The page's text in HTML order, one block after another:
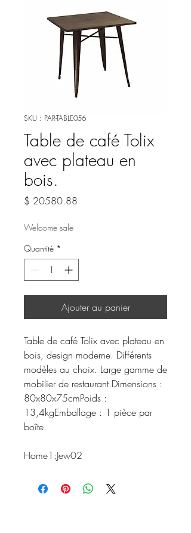
SKU : PAR-TABLE056
Table de café Tolix
avec plateau en
bois.
$ 20580.88
Welcome sale
Quantité *
Ajouter au panier
Table de café Tolix avec plateau en
bois, design moderne. Différents
modèles au choix. Large gamme de
mobilier de restaurant.Dimensions :
80x80x75cmPoids :
13,4kgEmballage : 1 pièce par
boîte.
Home1:Jew02